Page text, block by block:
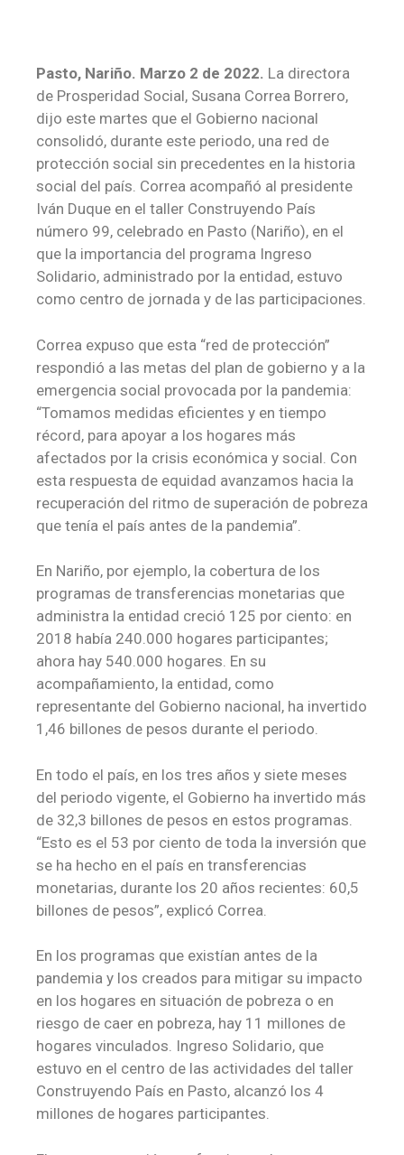
Pasto, Nariño. Marzo 2 de 2022. La directora
de Prosperidad Social, Susana Correa Borrero,
dijo este martes que el Gobierno nacional
consolidó, durante este periodo, una red de
protección social sin precedentes en la historia
social del país. Correa acompañó al presidente
Iván Duque en el taller Construyendo País
número 99, celebrado en Pasto (Nariño), en el
que la importancia del programa Ingreso
Solidario, administrado por la entidad, estuvo
como centro de jornada y de las participaciones.
Correa expuso que esta “red de protección”
respondió a las metas del plan de gobierno y a la
emergencia social provocada por la pandemia:
“Tomamos medidas eficientes y en tiempo
récord, para apoyar a los hogares más
afectados por la crisis económica y social. Con
esta respuesta de equidad avanzamos hacia la
recuperación del ritmo de superación de pobreza
que tenía el país antes de la pandemia”.
En Nariño, por ejemplo, la cobertura de los
programas de transferencias monetarias que
administra la entidad creció 125 por ciento: en
2018 había 240.000 hogares participantes;
ahora hay 540.000 hogares. En su
acompañamiento, la entidad, como
representante del Gobierno nacional, ha invertido
1,46 billones de pesos durante el periodo.
En todo el país, en los tres años y siete meses
del periodo vigente, el Gobierno ha invertido más
de 32,3 billones de pesos en estos programas.
“Esto es el 53 por ciento de toda la inversión que
se ha hecho en el país en transferencias
monetarias, durante los 20 años recientes: 60,5
billones de pesos”, explicó Correa.
En los programas que existían antes de la
pandemia y los creados para mitigar su impacto
en los hogares en situación de pobreza o en
riesgo de caer en pobreza, hay 11 millones de
hogares vinculados. Ingreso Solidario, que
estuvo en el centro de las actividades del taller
Construyendo País en Pasto, alcanzó los 4
millones de hogares participantes.